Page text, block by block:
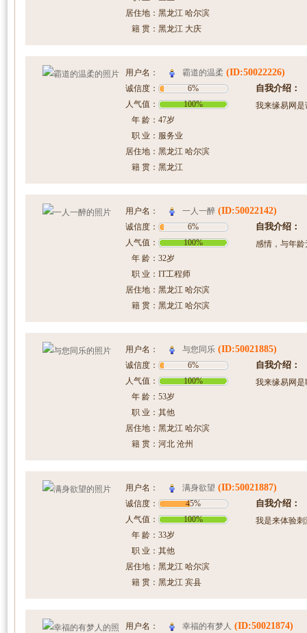
居住地： 黑龙江 哈尔滨
籍 贯： 黑龙江 大庆
用户名： 霸道的温柔 (ID:50022226)
诚信度：
6%
人气值：
100%
年 龄： 47岁
职 业： 服务业
居住地： 黑龙江 哈尔滨
籍 贯： 黑龙江
自我介绍：
我来缘易网
用户名： 一人一醉 (ID:50022142)
诚信度：
6%
人气值：
100%
年 龄： 32岁
职 业： IT工程师
居住地： 黑龙江 哈尔滨
籍 贯： 黑龙江 哈尔滨
自我介绍：
感情，与年
用户名： 与您同乐 (ID:50021885)
诚信度：
6%
人气值：
100%
年 龄： 53岁
职 业： 其他
居住地： 黑龙江 哈尔滨
籍 贯： 河北 沧州
自我介绍：
我来缘易网是
用户名： 满身欲望 (ID:50021887)
诚信度：
45%
人气值：
100%
年 龄： 33岁
职 业： 其他
居住地： 黑龙江 哈尔滨
籍 贯： 黑龙江 宾县
自我介绍：
我是来体验刺
用户名： 幸福的有梦人 (ID:50021874)